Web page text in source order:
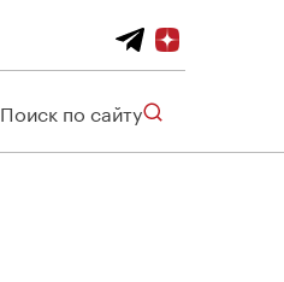
Поиск по сайту